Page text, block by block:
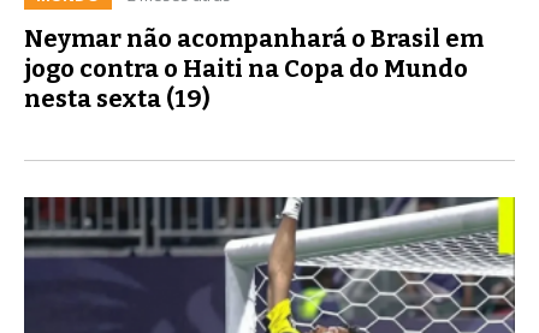
Neymar não acompanhará o Brasil em
jogo contra o Haiti na Copa do Mundo
nesta sexta (19)